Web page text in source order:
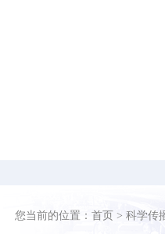
您当前的位置： 首页 > 科学传